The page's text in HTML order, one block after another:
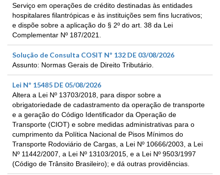
Serviço em operações de crédito destinadas às entidades
hospitalares filantrópicas e às instituições sem fins lucrativos;
e dispõe sobre a aplicação do § 2º do art. 38 da Lei
Complementar Nº 187/2021.
Solução de Consulta COSIT Nº 132 DE 03/08/2026
Assunto: Normas Gerais de Direito Tributário.
Lei Nº 15485 DE 05/08/2026
Altera a Lei Nº 13703/2018, para dispor sobre a
obrigatoriedade de cadastramento da operação de transporte
e a geração do Código Identificador da Operação de
Transporte (CIOT) e sobre medidas administrativas para o
cumprimento da Política Nacional de Pisos Mínimos do
Transporte Rodoviário de Cargas, a Lei Nº 10666/2003, a Lei
Nº 11442/2007, a Lei Nº 13103/2015, e a Lei Nº 9503/1997
(Código de Trânsito Brasileiro); e dá outras providências.